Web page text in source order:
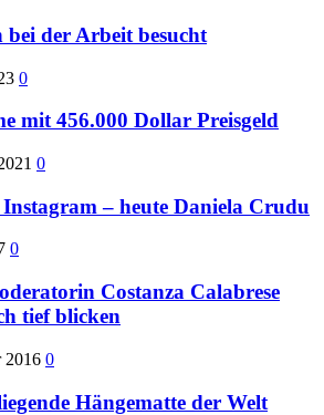
der Arbeit besucht
0
mit 456.000 Dollar Preisgeld
0
– heute Daniela Crudu
0
Costanza Calabrese
tief blicken
2016 0
Hängematte der Welt